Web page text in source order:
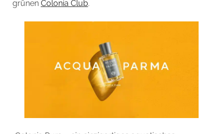
grünen Colonia Club.